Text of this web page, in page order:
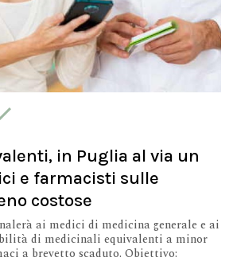
in Puglia al via un
e farmacisti sulle
costose
ai medici di medicina generale e ai
di medicinali equivalenti a minor
a brevetto scaduto. Obiettivo: